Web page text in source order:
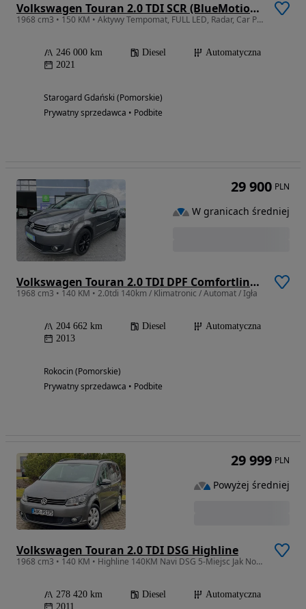
Volkswagen Touran 2.0 TDI SCR (BlueMotion Technology) DSG SOUND
1968 cm3 • 150 KM • Aktywy Tempomat, FULL LED, Radar, Car Play, Navi, Alu, GWARANCJA
246 000 km Diesel
Automatyczna
2021
Starogard Gdański (Pomorskie)
Prywatny sprzedawca • Podbite
Volkswagen Touran 2.0 TDI DPF Comfortline DSG
1968 cm3 • 140 KM • 2.0tdi 140km / Klimatronic / Automat / Igła
204 662 km Diesel
Automatyczna
2013
Rokocin (Pomorskie)
Prywatny sprzedawca • Podbite
29 900 PLN
W granicach średniej
Volkswagen Touran 2.0 TDI DSG Highline
1968 cm3 • 140 KM • Highline 140KM Navi DSG 5-Miejsc Jak Nowy !!!
278 420 km Diesel
Automatyczna
2011
29 999 PLN
Powyżej średniej